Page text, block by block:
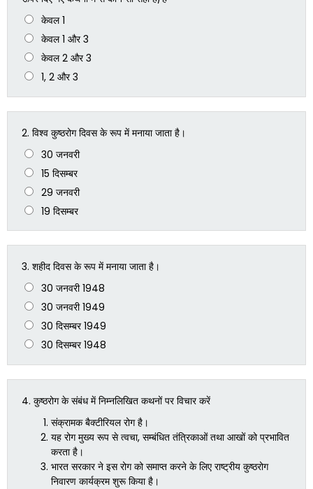
केवल 1
केवल 1 और 3
केवल 2 और 3
1, 2 और 3
2. विश्व कुष्ठरोग दिवस के रूप में मनाया जाता है।
30 जनवरी
15 दिसम्बर
29 जनवरी
19 दिसम्बर
3. शहीद दिवस के रूप में मनाया जाता है।
30 जनवरी 1948
30 जनवरी 1949
30 दिसम्बर 1949
30 दिसम्बर 1948
4. कुष्ठरोग के संबंध में निम्नलिखित कथनों पर विचार करें
संक्रामक बैक्टीरियल रोग है।
यह रोग मुख्य रूप से त्वचा, सम्बंधित तंत्रिकाओं तथा आखों को प्रभावित
करता है।
भारत सरकार ने इस रोग को समाप्त करने के लिए राष्ट्रीय कुष्ठरोग
निवारण कार्यक्रम शुरू किया है।